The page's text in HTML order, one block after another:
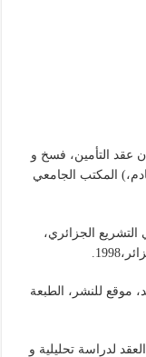
عقد التأمين، فسخ و
المكتب الجامعي
الجزائري،
موقع للنشر، الطبعة
لدراسة تحليلية و